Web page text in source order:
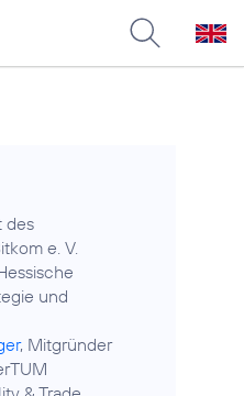
des
e. V.
und
, Mitgründer